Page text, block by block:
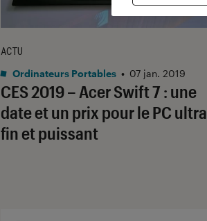
CES 2019 – Acer Swift 7 : une
date et un prix pour le PC ultra
fin et puissant
ACTU
Ordinateurs Portables • 07 jan. 2019